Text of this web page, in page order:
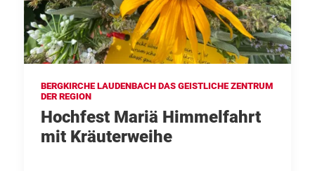
BERGKIRCHE LAUDENBACH DAS GEISTLICHE ZENTRUM
DER REGION
Hochfest Mariä Himmelfahrt
mit Kräuterweihe